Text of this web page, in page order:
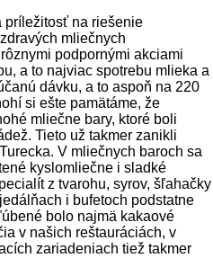
príležitosť na riešenie
mliečnych
podpornými akciami
a to najviac spotrebu mlieka a
dávku, a to aspoň na 220
si ešte pamätáme, že
mliečne bary, ktoré boli
Tieto už takmer zanikli
V mliečnych baroch sa
kyslomliečne i sladké
z tvarohu, syrov, šľahačky
i bufetoch podstatne
bolo najmä kakaové
v našich reštauráciách, v
zariadeniach tiež takmer